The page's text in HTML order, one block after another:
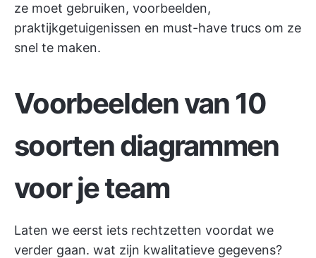
ze moet gebruiken, voorbeelden,
praktijkgetuigenissen en must-have trucs om ze
snel te maken.
Voorbeelden van 10
soorten diagrammen
voor je team
Laten we eerst iets rechtzetten voordat we
verder gaan. wat zijn kwalitatieve gegevens?